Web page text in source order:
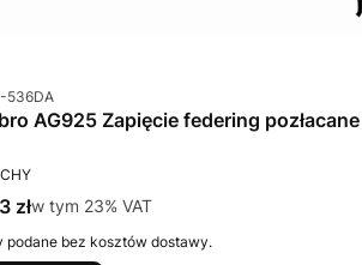
536DA
AG925 Zapięcie federing
brutto
złw tym %s VAT
w tym 23% VAT
podane bez kosztów dostawy.